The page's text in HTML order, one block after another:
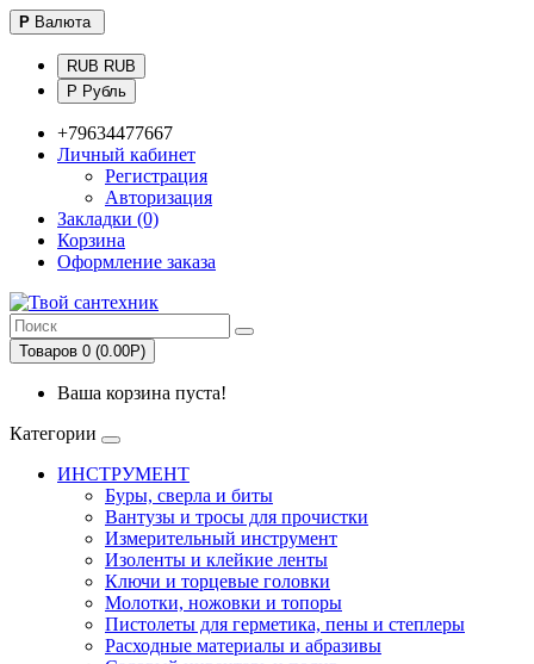
Р Валюта
RUB RUB
Р Рубль
+79634477667
Личный кабинет
Регистрация
Авторизация
Закладки (0)
Корзина
Оформление заказа
Товаров 0 (0.00Р)
Ваша корзина пуста!
Категории
ИНСТРУМЕНТ
Буры, сверла и биты
Вантузы и тросы для прочистки
Измерительный инструмент
Изоленты и клейкие ленты
Ключи и торцевые головки
Молотки, ножовки и топоры
Пистолеты для герметика, пены и степлеры
Расходные материалы и абразивы